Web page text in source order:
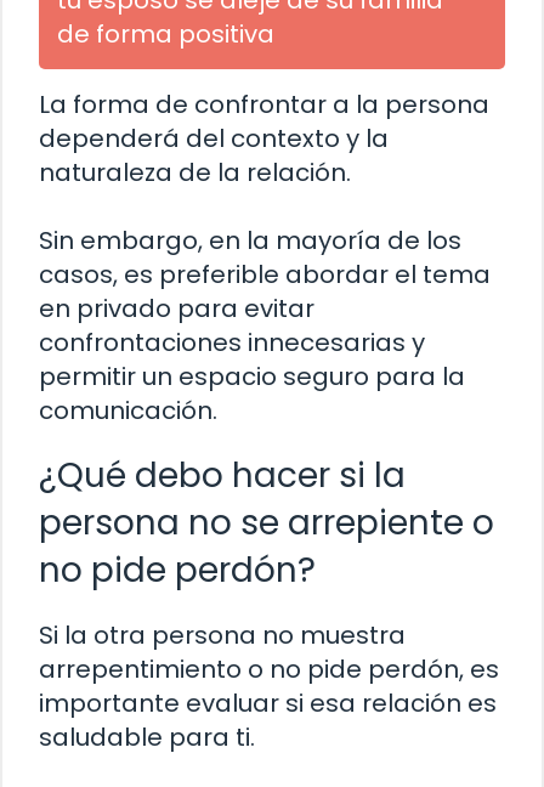
de forma positiva
La forma de confrontar a la persona
dependerá del contexto y la
naturaleza de la relación.
Sin embargo, en la mayoría de los
casos, es preferible abordar el tema
en privado para evitar
confrontaciones innecesarias y
permitir un espacio seguro para la
comunicación.
¿Qué debo hacer si la
persona no se arrepiente o
no pide perdón?
Si la otra persona no muestra
arrepentimiento o no pide perdón, es
importante evaluar si esa relación es
saludable para ti.